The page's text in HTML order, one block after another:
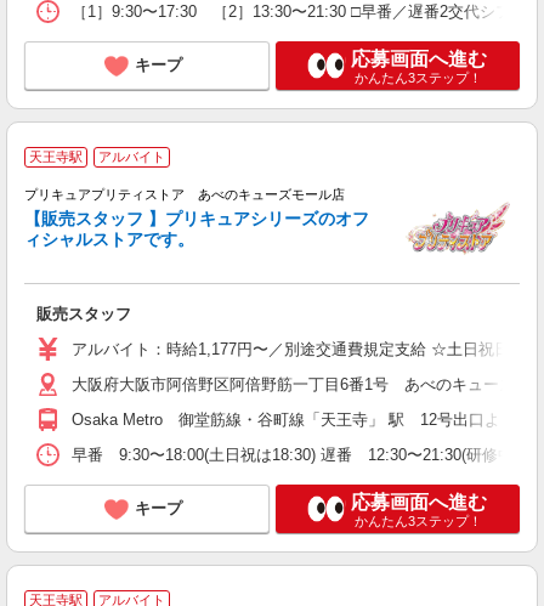
［1］9:30〜17:30 ［2］13:30〜21:30 □早番／遅番2交代シフ
キープ 応募画面へ進む
かんたん3ステップ！
天王寺駅 アルバイト
プリキュアプリティストア あべのキューズモール店
【販売スタッフ 】プリキュアシリーズのオフ
ィシャルストアです。
販売スタッフ
アルバイト：時給1,177円〜／別途交通費規定支給 ☆土日祝日時
大阪府大阪市阿倍野区阿倍野筋一丁目6番1号 あべのキューズモ
Osaka Metro 御堂筋線・谷町線「天王寺」 駅 12号出口より直
早番 9:30〜18:00(土日祝は18:30) 遅番 12:30〜21:30(研修中は
キープ 応募画面へ進む
かんたん3ステップ！
天王寺駅 アルバイト